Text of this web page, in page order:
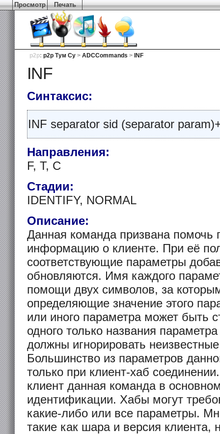
Просмотр Печать
p2p: p2p Тум Су > ADCCommands > INF
INF
Синтаксис:
INF separator sid (separator
Направления:
F, T, C
Стадии:
IDENTIFY, NORMAL
Описание:
Данная команда призвана помочь
информацию о клиенте. При её
соответствующие параметры
обновляются. Имя каждого
помощи двух символов, за
определяющие значение этого
или иного параметра может быть
одного только названия
должны игнорировать
Большинство из параметров
только при клиент-хаб
клиент данная команда в
идентификации. Хабы могут
какие-либо или все параметры.
такие как шара и версия клиента,